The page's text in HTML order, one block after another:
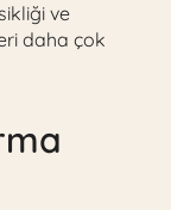
ve
daha çok